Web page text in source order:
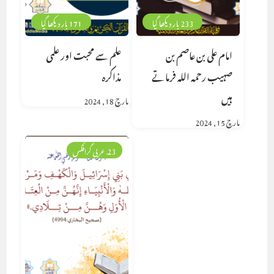
171 بار دیکھا گیا
علم سے محبت اور علمی
مذاکرہ
مارچ 18, 2024
233 بار دیکھا گیا
امام علی بن عاصم بن
صہیب رحمہ اللہ فرماتے
ہیں
مارچ 15, 2024
23. عربی گرافکس